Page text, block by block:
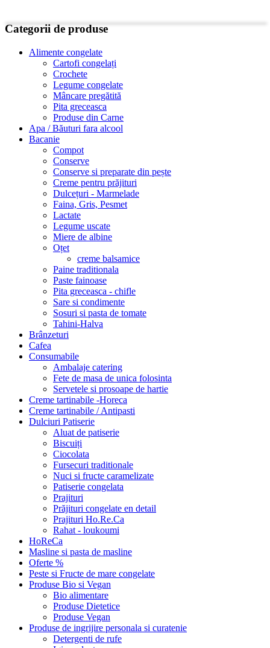
Categorii de produse
Alimente congelate
Cartofi congelați
Crochete
Legume congelate
Mâncare pregătită
Pita greceasca
Produse din Carne
Apa / Băuturi fara alcool
Bacanie
Compot
Conserve
Conserve si preparate din pește
Creme pentru prăjituri
Dulcețuri - Marmelade
Faina, Gris, Pesmet
Lactate
Legume uscate
Miere de albine
Oțet
creme balsamice
Paine traditionala
Paste fainoase
Pita greceasca - chifle
Sare si condimente
Sosuri si pasta de tomate
Tahini-Halva
Brânzeturi
Cafea
Consumabile
Ambalaje catering
Fete de masa de unica folosinta
Servetele si prosoape de hartie
Creme tartinabile -Horeca
Creme tartinabile / Antipasti
Dulciuri Patiserie
Aluat de patiserie
Biscuiți
Ciocolata
Fursecuri traditionale
Nuci si fructe caramelizate
Patiserie congelata
Prajituri
Prăjituri congelate en detail
Prajituri Ho.Re.Ca
Rahat - loukoumi
HoReCa
Masline si pasta de masline
Oferte %
Peste si Fructe de mare congelate
Produse Bio si Vegan
Bio alimentare
Produse Dietetice
Produse Vegan
Produse de ingrijire personala si curatenie
Detergenti de rufe